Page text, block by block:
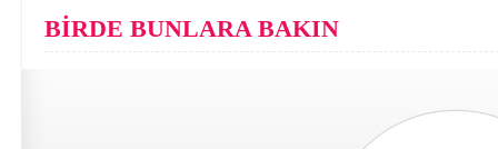
BİRDE BUNLARA BAKIN